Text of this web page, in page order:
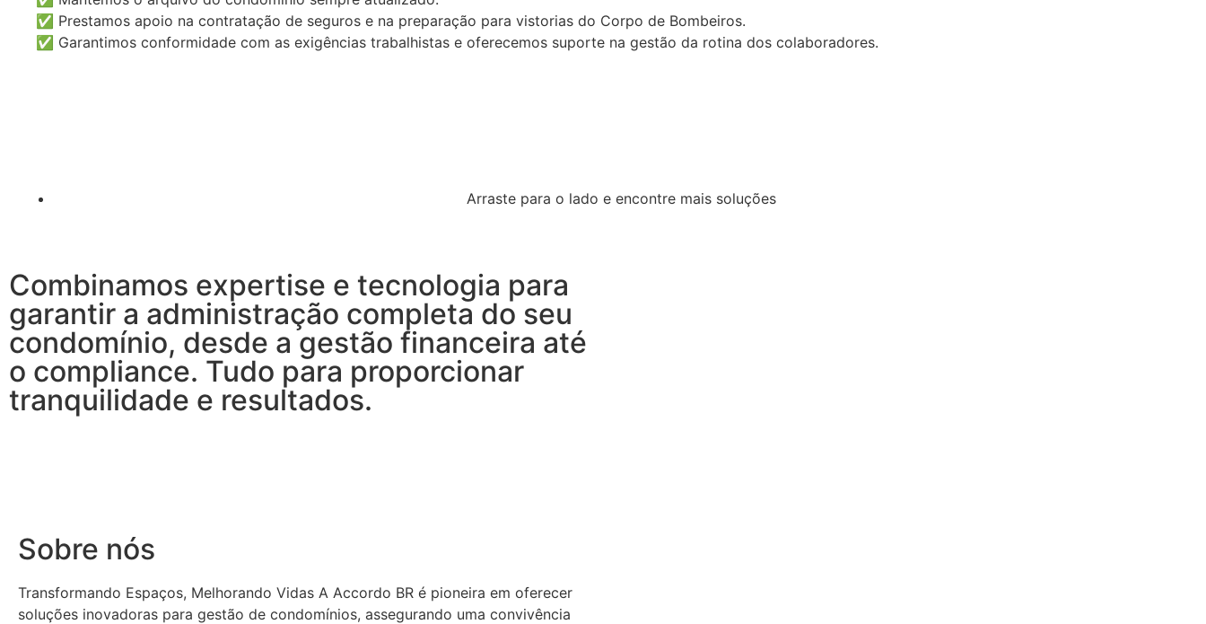
✅ Prestamos apoio na contratação de seguros e na preparação para vistorias do Corpo de Bombeiros.
✅ Garantimos conformidade com as exigências trabalhistas e oferecemos suporte na gestão da rotina dos colaboradores.
Arraste para o lado e encontre mais soluções
Combinamos expertise e tecnologia para
garantir a administração completa do seu
condomínio, desde a gestão financeira até
o compliance. Tudo para proporcionar
tranquilidade e resultados.
Sobre nós
Transformando Espaços, Melhorando Vidas A Accordo BR é pioneira em oferecer
soluções inovadoras para gestão de condomínios, assegurando uma convivência